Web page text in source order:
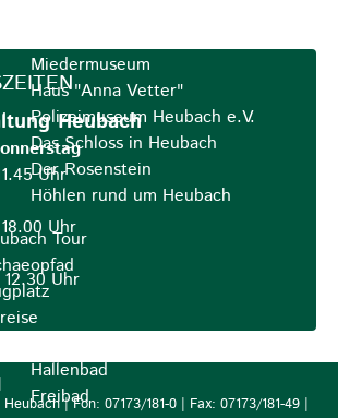
Miedermuseum
Haus "Anna Vetter"
Polizeimuseum Heubach e.V.
Das Schloss in Heubach
Der Rosenstein
Höhlen rund um Heubach
Tour
Hallenbad
Freibad
Heubach
Uhr
Uhr
Uhr
| Fon: 07173/181-0 | Fax: 07173/181-49 |